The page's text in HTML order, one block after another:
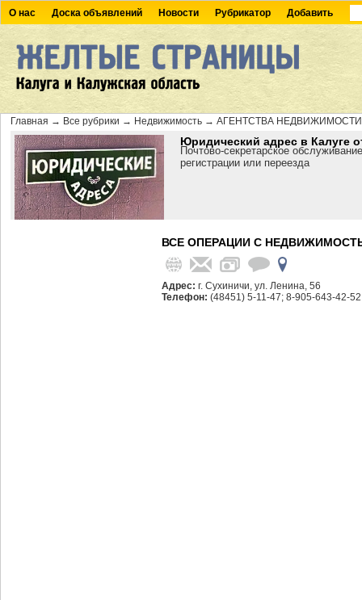
О нас Доска объявлений Новости Рубрикатор Добавить
Главная → Все рубрики → Недвижимость → АГЕНТСТВА
Юридический адрес в Калуге
Почтово-секретарское
регистрации или переезда
ВСЕ ОПЕРАЦИИ С
Адрес: г. Сухиничи, ул. Ленина, 56
Телефон: (48451) 5-11-47; 8-905-643-42-52